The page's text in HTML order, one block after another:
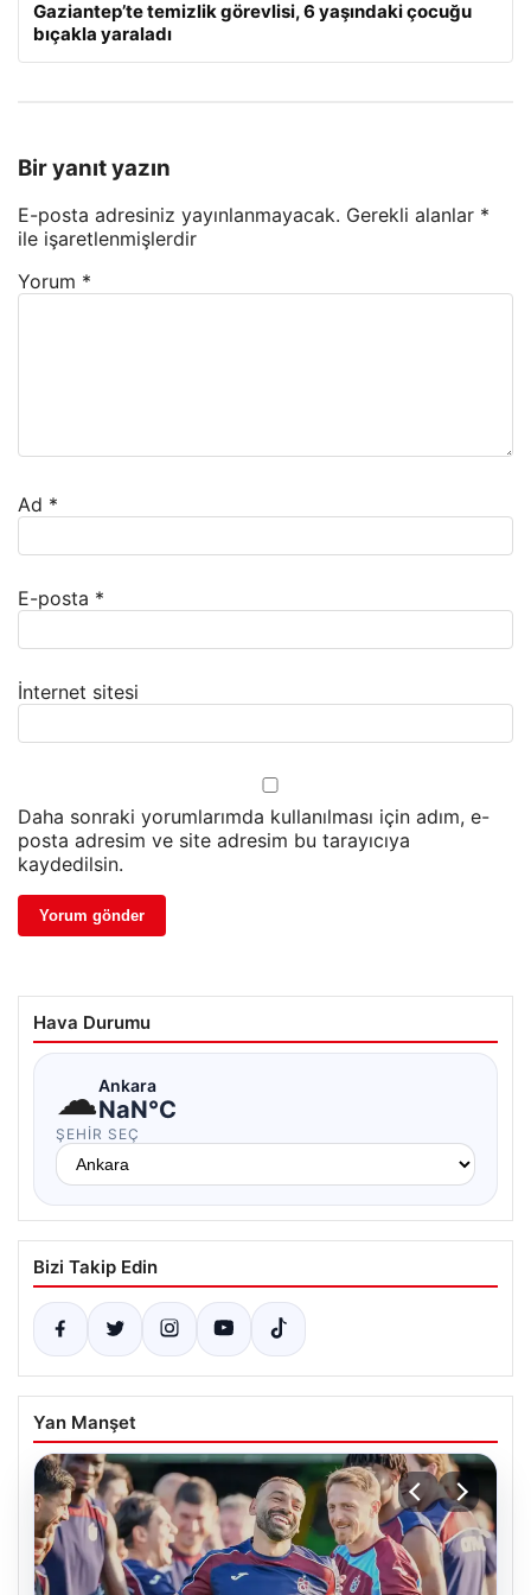
Gaziantep’te temizlik görevlisi, 6 yaşındaki çocuğu
bıçakla yaraladı
Bir yanıt yazın
E-posta adresiniz yayınlanmayacak. Gerekli alanlar *
ile işaretlenmişlerdir
Yorum *
Ad *
E-posta *
İnternet sitesi
Daha sonraki yorumlarımda kullanılması için adım, e-
posta adresim ve site adresim bu tarayıcıya
kaydedilsin.
Hava Durumu
☁Ankara
NaN°C
ŞEHIR SEÇ
Bizi Takip Edin
Yan Manşet